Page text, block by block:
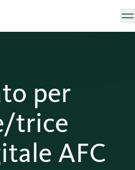
per
trice
AFC